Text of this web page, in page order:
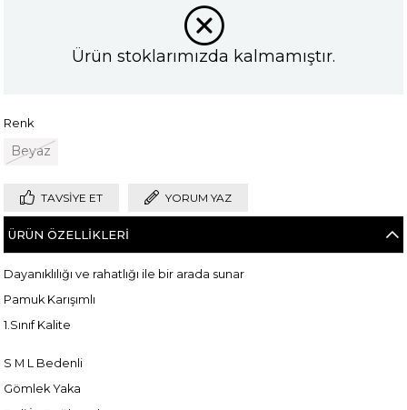
Ürün stoklarımızda kalmamıştır.
Renk
Beyaz
TAVSIYE ET YORUM YAZ
ÜRÜN ÖZELLIKLERI
Dayanıklılığı ve rahatlığı ile bir arada sunar
Pamuk Karışımlı
1.Sınıf Kalite
S M L Bedenli
Gömlek Yaka